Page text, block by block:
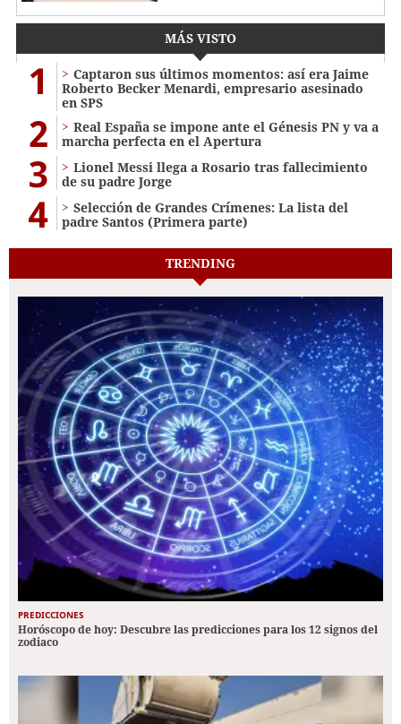
MÁS VISTO
1
Captaron sus últimos momentos: así era Jaime
Roberto Becker Menardi​​​, empresario asesinado
en SPS
2
Real España se impone ante el Génesis PN y va a
marcha perfecta en el Apertura
3
Lionel Messi llega a Rosario tras fallecimiento
de su padre Jorge
4
Selección de Grandes Crímenes: La lista del
padre Santos (Primera parte)
TRENDING
PREDICCIONES
Horóscopo de hoy: Descubre las predicciones para los 12 signos del
zodiaco